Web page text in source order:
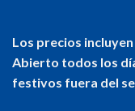
Los precios
Abierto todos los
festivos fuera del